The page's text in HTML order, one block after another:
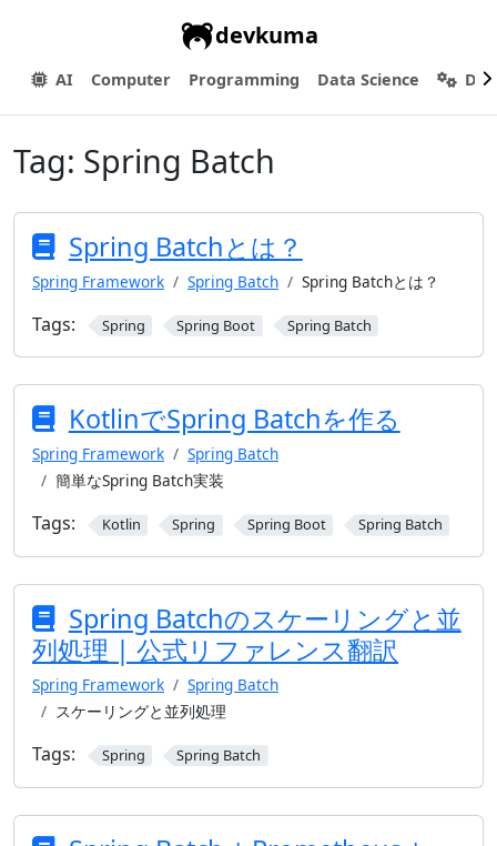
devkuma
AI Computer Programming Data Science
Tag: Spring Batch
Spring Batchとは？
Spring Framework Spring Batch Spring Batchとは？
Tags: Spring Spring Boot Spring Batch
KotlinでSpring Batchを作る
Spring Framework
Spring Batch
簡単なSpring Batch実装
Tags: Kotlin Spring Spring Boot Spring Batch
Spring Batchのスケーリングと並
列処理 | 公式リファレンス翻訳
Spring Framework
Spring Batch
スケーリングと並列処理
Tags: Spring Spring Batch